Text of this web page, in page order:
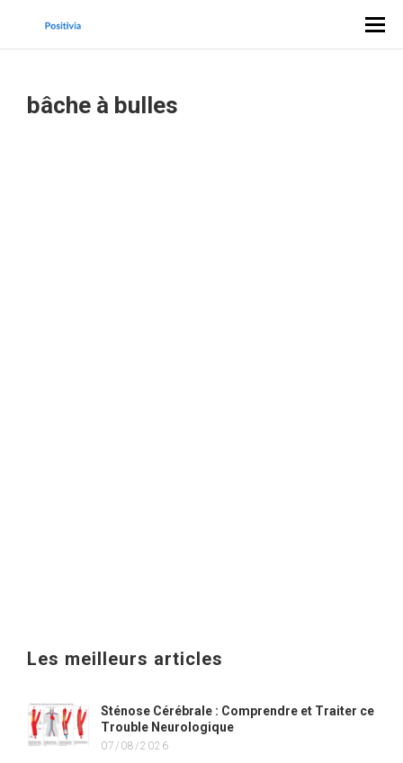
bâche à bulles
Les meilleurs articles
Sténose Cérébrale : Comprendre et Traiter ce
Trouble Neurologique
07/08/2026